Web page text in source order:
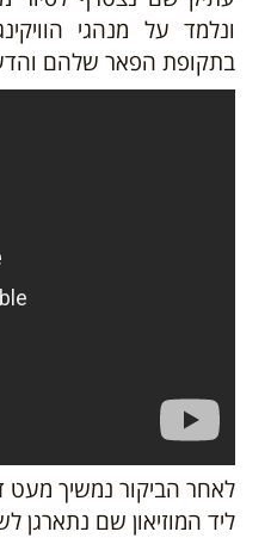
ונלמד על מנהגי
בתקופת הפאר שלהם
לאחר הביקור נמשיך מעט
ליד המוזיאון שם נתארגן